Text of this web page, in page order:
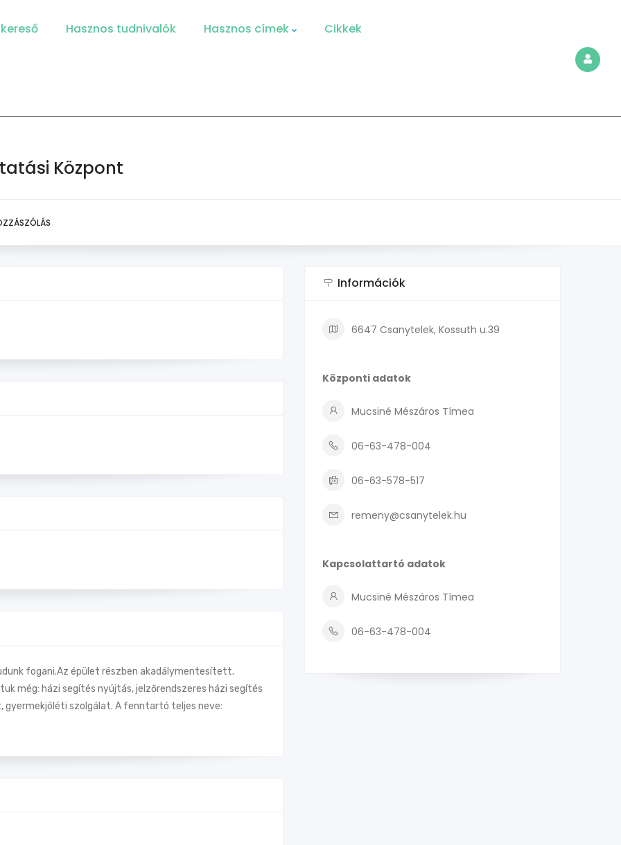
Hasznos tudnivalók Hasznos címek Cikkek
Központ
fogani.Az épület részben akadálymentesített.
még: házi segítés nyújtás, jelzőrendszeres házi segítés
szolgálat. A fenntartó teljes neve:
Információk
6647 Csanytelek, Kossuth u.39
Központi adatok
Mucsiné Mészáros Tímea
06-63-478-004
06-63-578-517
remeny@csanytelek.hu
Kapcsolattartó adatok
Mucsiné Mészáros Tímea
06-63-478-004